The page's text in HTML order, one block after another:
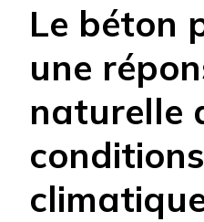
Le béton
une
naturelle
conditions